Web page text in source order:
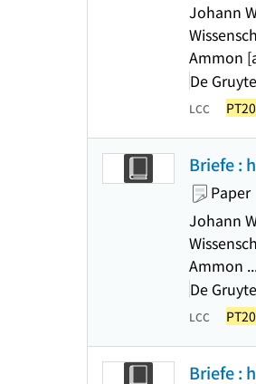
Johann
Ammon
De
LCC
Briefe :
Paper
Johann
Ammon
De
LCC
Briefe :